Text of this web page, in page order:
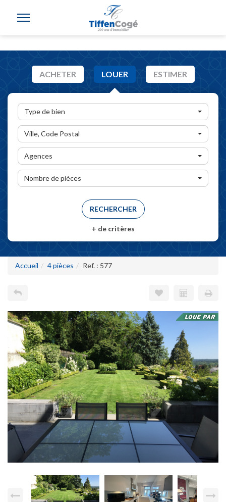
ACHETER LOUER ESTIMER
Type de bien
Ville, Code Postal
Agences
Nombre de pièces
+ de critères
Accueil 4 pièces Ref. : 577